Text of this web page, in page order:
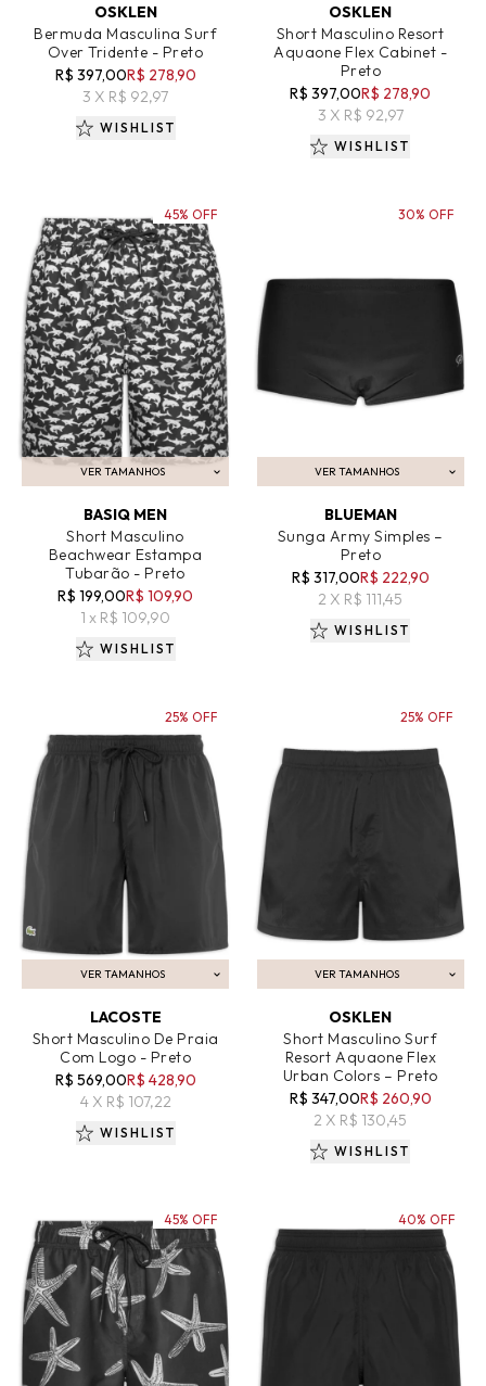
OSKLEN
Bermuda Masculina Surf
Over Tridente - Preto
R$ 397,00R$ 278,90
3 X R$ 92,97
WISHLIST
OSKLEN
Short Masculino Resort
Aquaone Flex Cabinet -
Preto
R$ 397,00R$ 278,90
3 X R$ 92,97
WISHLIST
VER TAMANHOS
ADICIONAR AO CARRINHO
BASIQ MEN
Short Masculino
Beachwear Estampa
Tubarão - Preto
R$ 199,00R$ 109,90
1 x R$ 109,90
45% OFF
WISHLIST
VER TAMANHOS
ADICIONAR AO CARRINHO
BLUEMAN
Sunga Army Simples –
Preto
R$ 317,00R$ 222,90
2 X R$ 111,45
30% OFF
WISHLIST
VER TAMANHOS
ADICIONAR AO CARRINHO
LACOSTE
Short Masculino De Praia
Com Logo - Preto
R$ 569,00R$ 428,90
4 X R$ 107,22
25% OFF
WISHLIST
VER TAMANHOS
ADICIONAR AO CARRINHO
OSKLEN
Short Masculino Surf
Resort Aquaone Flex
Urban Colors – Preto
R$ 347,00R$ 260,90
2 X R$ 130,45
25% OFF
WISHLIST
45% OFF 40% OFF